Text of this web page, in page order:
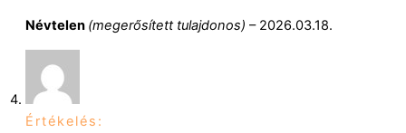
Névtelen (megerősített tulajdonos) – 2026.03.18.
Értékelés: